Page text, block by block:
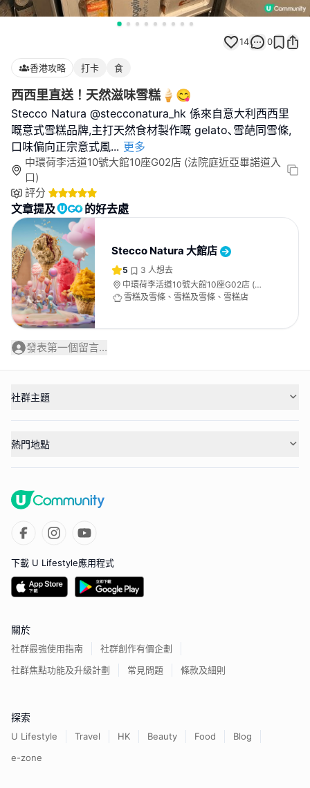
14 0
香港攻略 打卡 食
西西里直送！天然滋味雪糕🍦😋
Stecco Natura @stecconatura_hk 係來自意大利西西里
嘅意式雪糕品牌,主打天然食材製作嘅 gelato､雪葩同雪條,
口味偏向正宗意式風... 更多
中環荷李活道10號大館10座G02店 (法院庭近亞畢諾道入
口)
評分
文章提及 的好去處
Stecco Natura 大館店
5 3 人想去
中環荷李活道10號大館10座G02店 (法
院庭近亞畢諾道入口)
雪糕及雪條、雪糕及雪條、雪糕店
發表第一個留言...
社群主題
熱門地點
下載 U Lifestyle應用程式
關於
社群最強使用指南
社群創作有價企劃
社群焦點功能及升級計劃
常見問題 條款及細則
探索
U Lifestyle Travel HK Beauty Food
Blog
e-zone